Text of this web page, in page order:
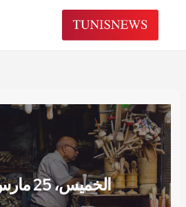
المحتوى
الخميس، 25 مارس 2010